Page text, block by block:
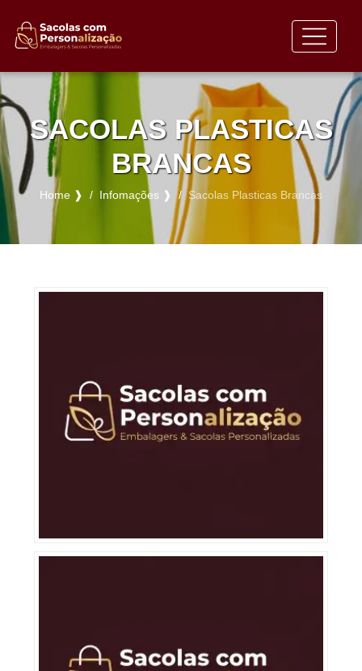
SACOLAS PLASTICAS
BRANCAS
Home ❱ Infomações ❱ Sacolas Plasticas Brancas